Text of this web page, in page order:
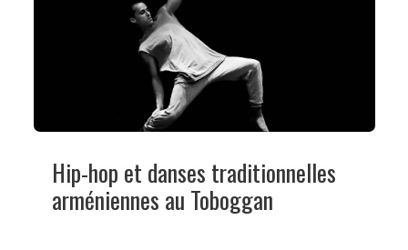
Hip-hop et danses traditionnelles
arméniennes au Toboggan